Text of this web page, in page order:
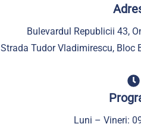
Bulevardul Republicii 43,
Strada Tudor Vladimirescu, Bloc
Luni – Vineri: